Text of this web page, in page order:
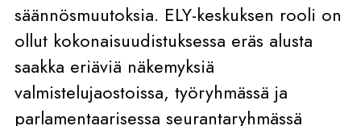
säännösmuutoksia. ELY-keskuksen rooli on
ollut kokonaisuudistuksessa eräs alusta
saakka eriäviä näkemyksiä
valmistelujaostoissa, työryhmässä ja
parlamentaarisessa seurantaryhmässä